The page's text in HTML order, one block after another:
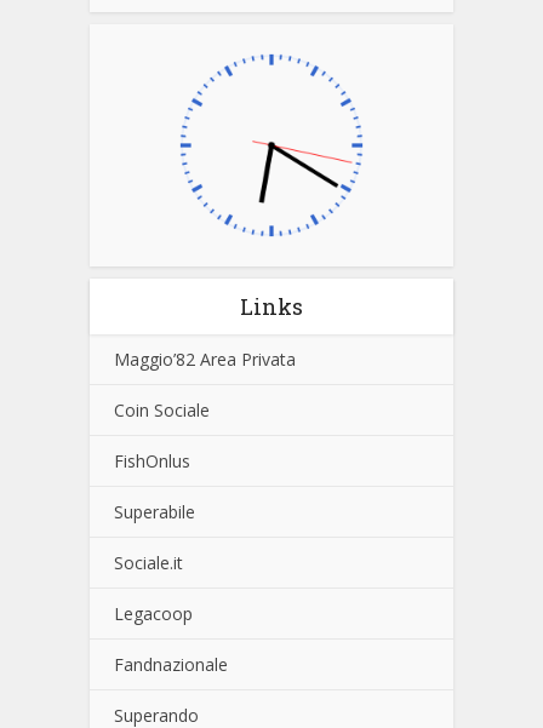
Links
Maggio’82 Area Privata
Coin Sociale
FishOnlus
Superabile
Sociale.it
Legacoop
Fandnazionale
Superando